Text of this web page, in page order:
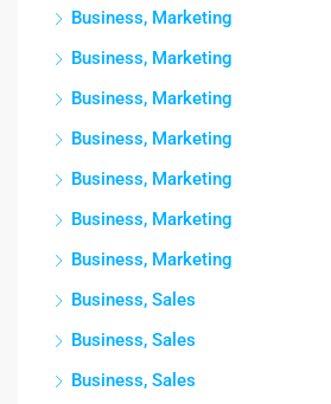
Business, Marketing
Business, Marketing
Business, Marketing
Business, Marketing
Business, Marketing
Business, Marketing
Business, Marketing
Business, Sales
Business, Sales
Business, Sales